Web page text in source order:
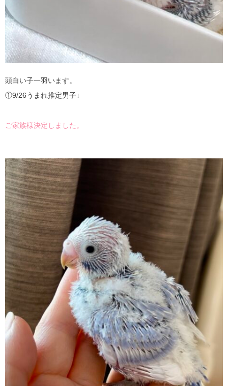
頭白い子一羽います。
①9/26うまれ推定男子↓
ご家族様決定しました。